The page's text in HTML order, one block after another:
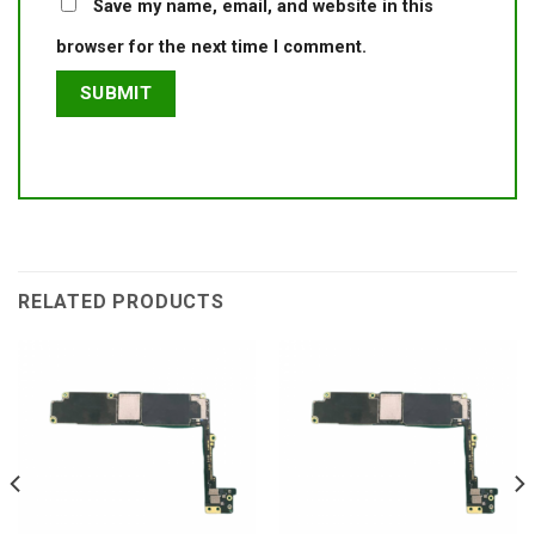
Save my name, email, and website in this
browser for the next time I comment.
RELATED PRODUCTS